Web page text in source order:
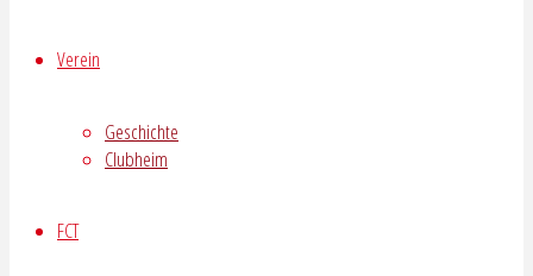
Verein
Geschichte
Clubheim
FCT